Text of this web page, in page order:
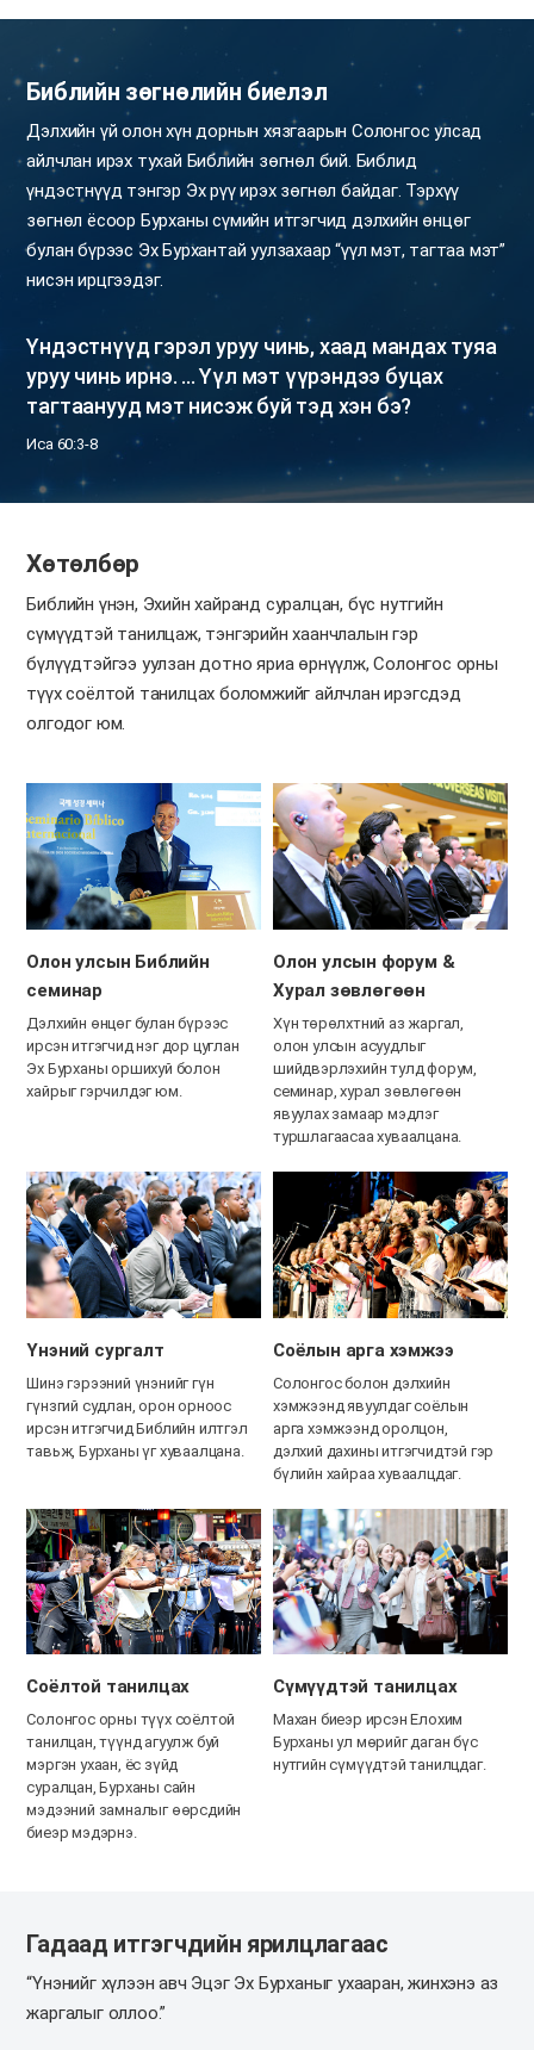
Библийн зөгнөлийн биелэл
Дэлхийн үй олон хүн дорнын хязгаарын Солонгос улсад
айлчлан ирэх тухай Библийн зөгнөл бий. Библид
үндэстнүүд тэнгэр Эх рүү ирэх зөгнөл байдаг. Тэрхүү
зөгнөл ёсоор Бурханы сүмийн итгэгчид дэлхийн өнцөг
булан бүрээс Эх Бурхантай уулзахаар “үүл мэт, тагтаа мэт”
нисэн ирцгээдэг.
Үндэстнүүд гэрэл уруу чинь, хаад мандах туяа
уруу чинь ирнэ. ...Үүл мэт үүрэндээ буцах
тагтаанууд мэт нисэж буй тэд хэн бэ?
Иса 60:3-8
Хөтөлбөр
Библийн үнэн, Эхийн хайранд суралцан, бүс нутгийн
сүмүүдтэй танилцаж, тэнгэрийн хаанчлалын гэр
бүлүүдтэйгээ уулзан дотно яриа өрнүүлж, Солонгос орны
түүх соёлтой танилцах боломжийг айлчлан ирэгсдэд
олгодог юм.
Олон улсын Библийн
семинар
Дэлхийн өнцөг булан бүрээс
ирсэн итгэгчид нэг дор цуглан
Эх Бурханы оршихуй болон
хайрыг гэрчилдэг юм.
Олон улсын форум &
Хурал зөвлөгөөн
Хүн төрөлхтний аз жаргал,
олон улсын асуудлыг
шийдвэрлэхийн тулдфорум,
семинар, хурал зөвлөгөөн
явуулах замаар мэдлэг
туршлагаасаа хуваалцана.
Үнэний сургалт
Шинэ гэрээний үнэнийг гүн
гүнзгий судлан,орон орноос
ирсэн итгэгчид Библийн илтгэл
тавьж, Бурханы үг хуваалцана.
Соёлын арга хэмжээ
Солонгос болон дэлхийн
хэмжээнд явуулдаг соёлын
арга хэмжээнд оролцон,
дэлхий дахины итгэгчидтэй гэр
бүлийн хайраа хуваалцдаг.
Соёлтой танилцах
Солонгос орны түүх соёлтой
танилцан, түүнд агуулж буй
мэргэн ухаан, ёс зүйд
суралцан, Бурханы сайн
мэдээний замналыг өөрсдийн
биеэр мэдэрнэ.
Сүмүүдтэй танилцах
Махан биеэр ирсэн Елохим
Бурханы ул мөрийг даган бүс
нутгийн сүмүүдтэй танилцдаг.
Гадаад итгэгчдийн ярилцлагаас
“Үнэнийг хүлээн авч Эцэг Эх Бурханыг ухааран,жинхэнэ аз
жаргалыг оллоо.”